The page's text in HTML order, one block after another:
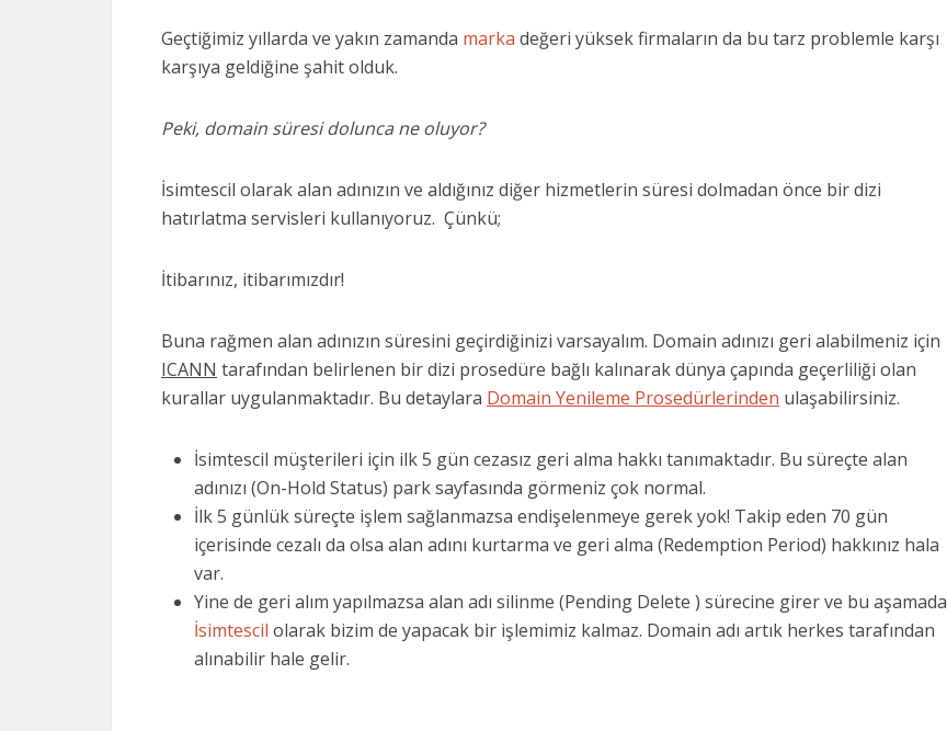
Geçtiğimiz yıllarda ve yakın zamanda marka değeri yüksek firmaların da bu tarz problemle karşı
karşıya geldiğine şahit olduk.
Peki, domain süresi dolunca ne oluyor?
İsimtescil olarak alan adınızın ve aldığınız diğer hizmetlerin süresi dolmadan önce bir dizi
hatırlatma servisleri kullanıyoruz. Çünkü;
İtibarınız, itibarımızdır!
Buna rağmen alan adınızın süresini geçirdiğinizi varsayalım. Domain adınızı geri alabilmeniz için
ICANN tarafından belirlenen bir dizi prosedüre bağlı kalınarak dünya çapında geçerliliği olan
kurallar uygulanmaktadır. Bu detaylara Domain Yenileme Prosedürlerinden ulaşabilirsiniz.
İsimtescil müşterileri için ilk 5 gün cezasız geri alma hakkı tanımaktadır. Bu süreçte alan
adınızı (On-Hold Status) park sayfasında görmeniz çok normal.
İlk 5 günlük süreçte işlem sağlanmazsa endişelenmeye gerek yok! Takip eden 70 gün
içerisinde cezalı da olsa alan adını kurtarma ve geri alma (Redemption Period) hakkınız hala
var.
Yine de geri alım yapılmazsa alan adı silinme (Pending Delete ) sürecine girer ve bu aşamada
İsimtescil olarak bizim de yapacak bir işlemimiz kalmaz. Domain adı artık herkes tarafından
alınabilir hale gelir.